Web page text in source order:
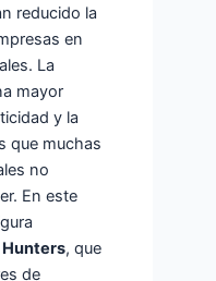
reducido la
en
La
mayor
y la
que muchas
no
En este
, que
de